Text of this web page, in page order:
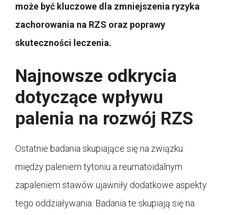
może być kluczowe dla zmniejszenia ryzyka
zachorowania na RZS oraz poprawy
skuteczności leczenia.
Najnowsze odkrycia
dotyczące wpływu
palenia na rozwój RZS
Ostatnie badania skupiające się na związku
między paleniem tytoniu a reumatoidalnym
zapaleniem stawów ujawniły dodatkowe aspekty
tego oddziaływania. Badania te skupiają się na